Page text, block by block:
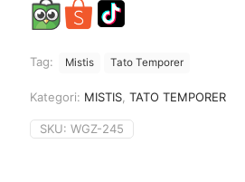
Tag: Mistis Tato Temporer
Kategori: MISTIS TATO TEMPORER
SKU: WGZ-245